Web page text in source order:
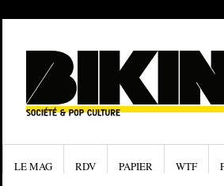
LE MAG RDV PAPIER WTF